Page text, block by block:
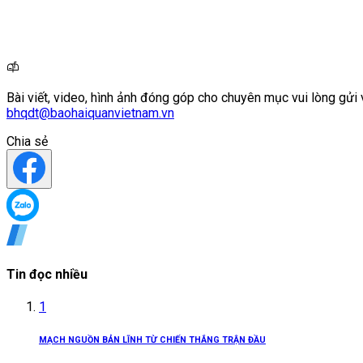
Bài viết, video, hình ảnh đóng góp cho chuyên mục vui lòng gửi
bhqdt@baohaiquanvietnam.vn
Chia sẻ
Tin đọc nhiều
1
MẠCH NGUỒN BẢN LĨNH TỪ CHIẾN THẮNG TRẬN ĐẦU